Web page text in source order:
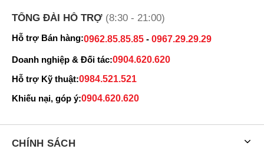
TỔNG ĐÀI HỖ TRỢ (8:30 - 21:00)
Hỗ trợ Bán hàng:0962.85.85.85 - 0967.29.29.29
Doanh nghiệp & Đối tác:0904.620.620
Hỗ trợ Kỹ thuật:0984.521.521
Khiếu nại, góp ý:0904.620.620
CHÍNH SÁCH